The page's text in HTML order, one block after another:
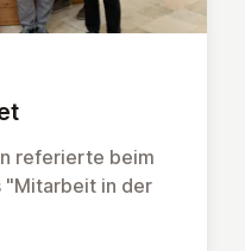
referierte beim
"Mitarbeit in der